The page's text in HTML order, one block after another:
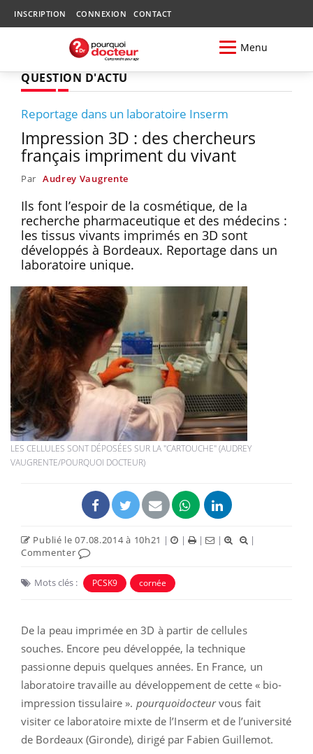
INSCRIPTION CONNEXION CONTACT
Menu
QUESTION D'ACTU
Reportage dans un laboratoire Inserm
Impression 3D : des chercheurs
français impriment du vivant
Par Audrey Vaugrente
Ils font l’espoir de la cosmétique, de la
recherche pharmaceutique et des médecins :
les tissus vivants imprimés en 3D sont
développés à Bordeaux. Reportage dans un
laboratoire unique.
LES CELLULES SONT DÉPOSÉES SUR LA "CARTOUCHE" (AUDREY
VAUGRENTE/POURQUOI DOCTEUR)
Publié le 07.08.2014 à 10h21 | | | |
|
Commenter
Mots clés : PCSK9 cornée
De la peau imprimée en 3D à partir de cellules
souches. Encore peu développée, la technique
passionne depuis quelques années. En France, un
laboratoire travaille au développement de cette « bio-
impression tissulaire ». pourquoidocteurvous fait
visiter ce laboratoire mixte de l’Inserm et de l’université
de Bordeaux (Gironde), dirigé par Fabien Guillemot.